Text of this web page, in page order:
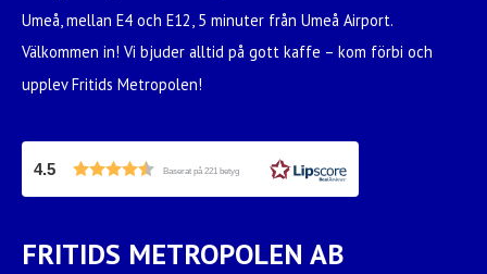
Umeå, mellan E4 och E12, 5 minuter från Umeå Airport.
Välkommen in! Vi bjuder alltid på gott kaffe – kom förbi och
upplev Fritids Metropolen!
4.5 Baserat på 221 betyg
FRITIDS METROPOLEN AB